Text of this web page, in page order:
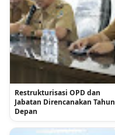
Restrukturisasi OPD dan
Jabatan Direncanakan Tahun
Depan